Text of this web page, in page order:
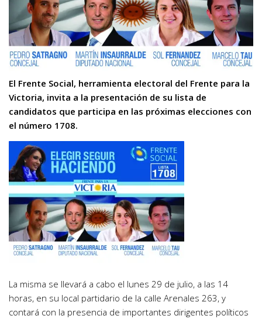
El Frente Social, herramienta electoral del Frente para la
Victoria, invita a la presentación de su lista de
candidatos que participa en las próximas elecciones con
el número 1708.
La misma se llevará a cabo el lunes 29 de julio, a las 14
horas, en su local partidario de la calle Arenales 263, y
contará con la presencia de importantes dirigentes políticos